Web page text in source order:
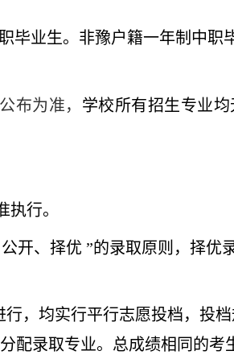
毕业生。非豫户籍一年制中职
布为准， 学校所有招生专业均
行。
开、择优 ”的录取原则，择优
，均实行平行志愿投档，投档
配录取专业。总成绩相同的考